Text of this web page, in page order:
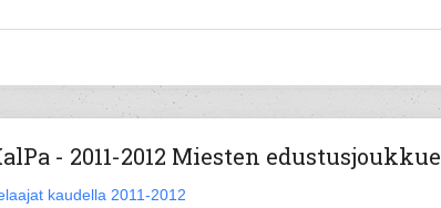
- 2011-2012 Miesten edustusjoukkue
kaudella 2011-2012